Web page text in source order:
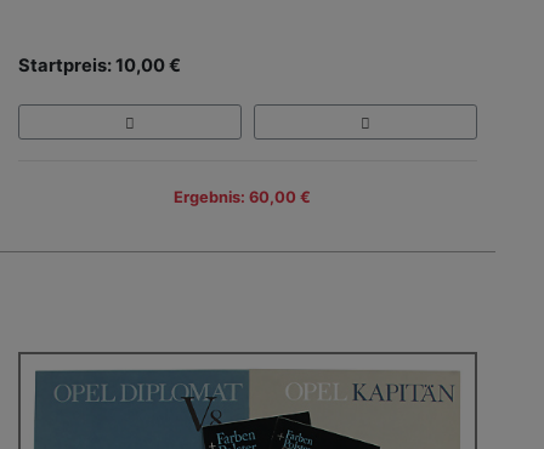
Startpreis: 10,00 €
Ergebnis: 60,00 €